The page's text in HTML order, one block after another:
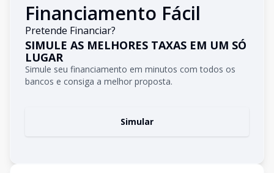
Financiamento Fácil
Pretende Financiar?
SIMULE AS MELHORES TAXAS EM UM SÓ
LUGAR
Simule seu financiamento em minutos com todos os
bancos e consiga a melhor proposta.
Simular